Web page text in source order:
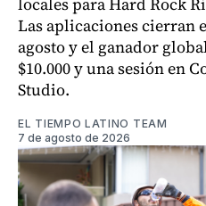
Las aplicaciones cierran
agosto y el ganador
$10.000 y una sesión en
Studio.
EL TIEMPO LATINO TEAM
7 de agosto de 2026